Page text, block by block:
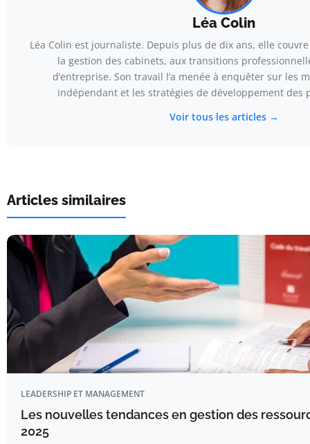
Léa Colin
Léa Colin est journaliste. Depuis plus de dix ans, elle
la gestion des cabinets, aux transitions
d’entreprise. Son travail l’a menée à enquêter sur les
indépendant et les stratégies de développement des
Voir tous les articles →
Articles similaires
LEADERSHIP ET MANAGEMENT
Les nouvelles tendances en gestion des
2025